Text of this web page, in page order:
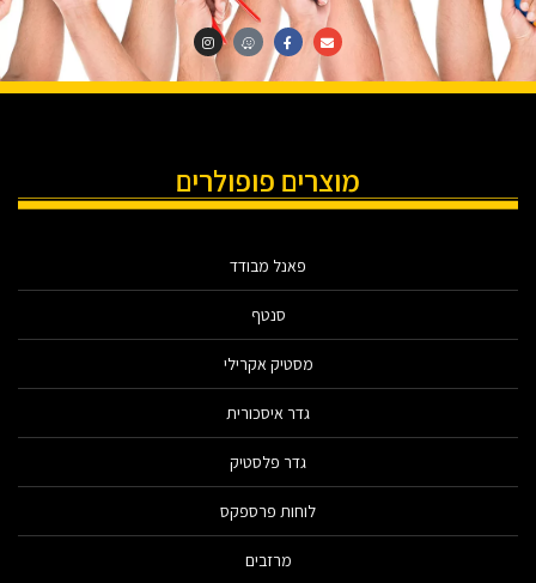
מוצרים פופולרים
פאנל מבודד
סנטף
מסטיק אקרילי
גדר איסכורית
גדר פלסטיק
לוחות פרספקס
מרזבים